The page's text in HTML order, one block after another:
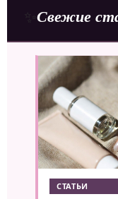
✨ Свежие
СТАТЬИ